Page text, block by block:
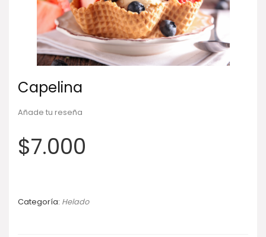
Capelina
Añade tu reseña
$7.000
Categoría: Helado